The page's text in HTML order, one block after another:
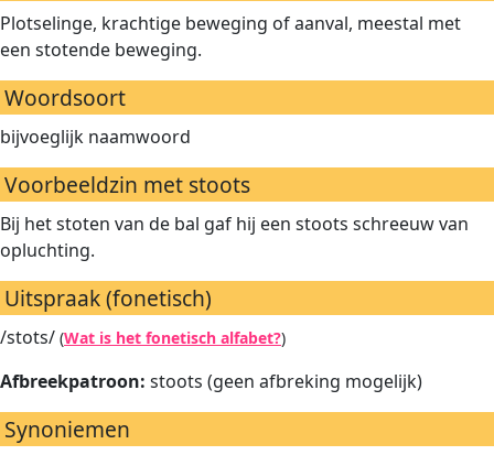
Plotselinge, krachtige beweging of aanval, meestal met
een stotende beweging.
Woordsoort
bijvoeglijk naamwoord
Voorbeeldzin met stoots
Bij het stoten van de bal gaf hij een stoots schreeuw van
opluchting.
Uitspraak (fonetisch)
/stots/ (Wat is het fonetisch alfabet?)
Afbreekpatroon: stoots (geen afbreking mogelijk)
Synoniemen